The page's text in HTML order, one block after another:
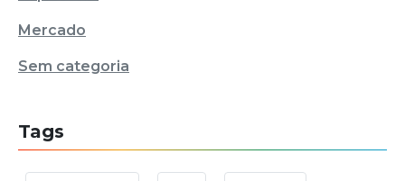
Mercado
Sem categoria
Tags